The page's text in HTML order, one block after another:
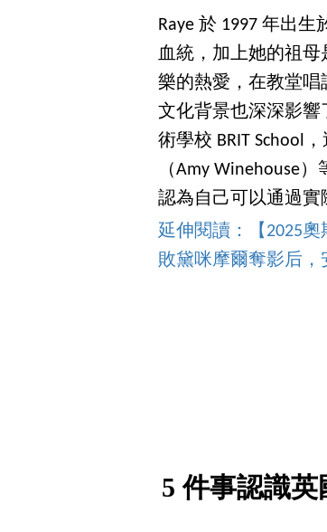
Raye 於 1997 年出
血統，加上她的祖
樂的熱愛，在教堂
文化背景也深深影響
術學校 BRIT School
（Amy Winehouse
認為自己可以通過實
延伸閱讀：【2025
敗黛咪摩爾奪影后
5 件事認識